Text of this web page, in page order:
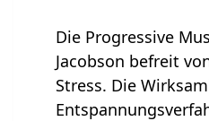
Die Progressive
Jacobson befreit
Stress. Die